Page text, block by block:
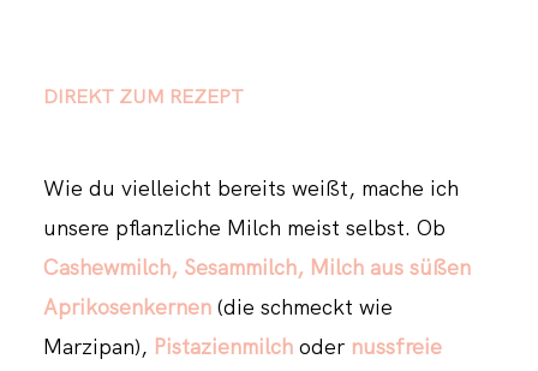
DIREKT ZUM REZEPT
Wie du vielleicht bereits weißt, mache ich
unsere pflanzliche Milch meist selbst. Ob
Cashewmilch, Sesammilch, Milch aus süßen
Aprikosenkernen (die schmeckt wie
Marzipan), Pistazienmilchoder nussfreie